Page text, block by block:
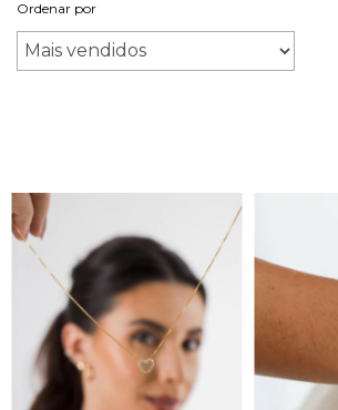
Ordenar por